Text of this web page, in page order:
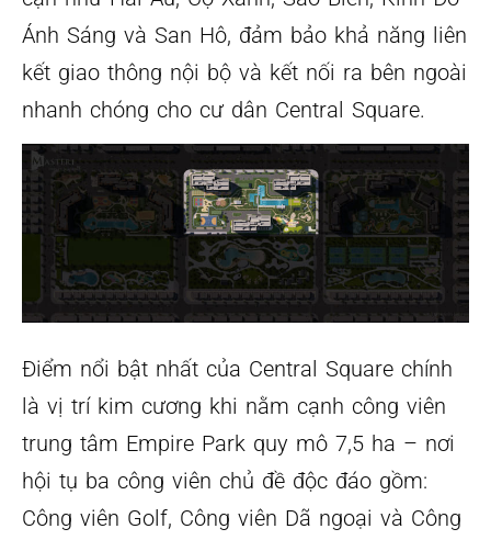
Ánh Sáng và San Hô, đảm bảo khả năng liên
kết giao thông nội bộ và kết nối ra bên ngoài
nhanh chóng cho cư dân Central Square.
Điểm nổi bật nhất của Central Square chính
là vị trí kim cương khi nằm cạnh công viên
trung tâm Empire Park quy mô 7,5 ha – nơi
hội tụ ba công viên chủ đề độc đáo gồm:
Công viên Golf, Công viên Dã ngoại và Công